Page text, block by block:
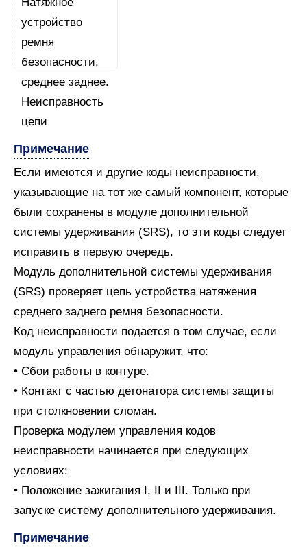
Примечание
Если имеются и другие коды неисправности,
указывающие на тот же самый компонент, которые
были сохранены в модуле дополнительной
системы удерживания (SRS), то эти коды следует
исправить в первую очередь.
Модуль дополнительной системы удерживания
(SRS) проверяет цепь устройства натяжения
среднего заднего ремня безопасности.
Код неисправности подается в том случае, если
модуль управления обнаружит, что:
• Сбои работы в контуре.
• Контакт с частью детонатора системы защиты
при столкновении сломан.
Проверка модулем управления кодов
неисправности начинается при следующих
условиях:
• Положение зажигания I, II и III. Только при
запуске систему дополнительного удерживания.
Примечание